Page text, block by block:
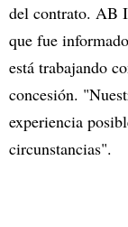
del contrato. AB
que fue
está trabajando
concesión.
experiencia
circunstancias".